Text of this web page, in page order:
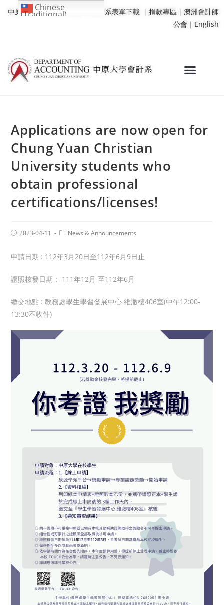
中原大學｜學校行事曆 會計系表單下載 ｜ 捐款專區 ｜ 澳洲會計師
公會｜ English
Applications are now open for
Chung Yuan Christian
University students who
obtain professional
certifications/licenses!
2023-04-11 News & Announcements
申請日期 : 112年3月20日至112年6月9日止
證照核發日期： 111年12月 至112年6月
繳交地點 : 教務處學生學習發展中心 維澈樓406室(中午12:00-
13:30不收件)
Chinese
(Traditional)